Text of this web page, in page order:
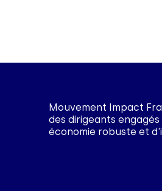
Mouvement Impact
des dirigeants
économie robuste et